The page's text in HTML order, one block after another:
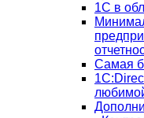
1С в
Самая